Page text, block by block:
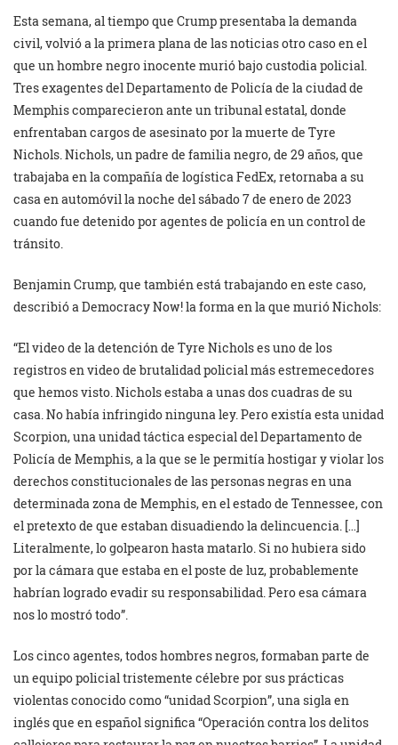
Esta semana, al tiempo que Crump presentaba la demanda
civil, volvió a la primera plana de las noticias otro caso en el
que un hombre negro inocente murió bajo custodia policial.
Tres exagentes del Departamento de Policía de la ciudad de
Memphis comparecieron ante un tribunal estatal, donde
enfrentaban cargos de asesinato por la muerte de Tyre
Nichols. Nichols, un padre de familia negro, de 29 años, que
trabajaba en la compañía de logística FedEx, retornaba a su
casa en automóvil la noche del sábado 7 de enero de 2023
cuando fue detenido por agentes de policía en un control de
tránsito.
Benjamin Crump, que también está trabajando en este caso,
describió a Democracy Now! la forma en la que murió Nichols:
“El video de la detención de Tyre Nichols es uno de los
registros en video de brutalidad policial más estremecedores
que hemos visto. Nichols estaba a unas dos cuadras de su
casa. No había infringido ninguna ley. Pero existía esta unidad
Scorpion, una unidad táctica especial del Departamento de
Policía de Memphis, a la que se le permitía hostigar y violar los
derechos constitucionales de las personas negras en una
determinada zona de Memphis, en el estado de Tennessee, con
el pretexto de que estaban disuadiendo la delincuencia. […]
Literalmente, lo golpearon hasta matarlo. Si no hubiera sido
por la cámara que estaba en el poste de luz, probablemente
habrían logrado evadir su responsabilidad. Pero esa cámara
nos lo mostró todo”.
Los cinco agentes, todos hombres negros, formaban parte de
un equipo policial tristemente célebre por sus prácticas
violentas conocido como “unidad Scorpion”, una sigla en
inglés que en español significa “Operación contra los delitos